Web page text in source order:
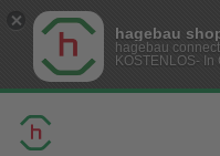
hagebau
hagebau
KOSTENLOS-